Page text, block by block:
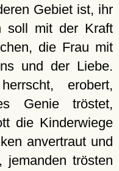
Gebiet ist, ihr
soll mit der Kraft
die Frau mit
und der Liebe.
erobert,
Genie tröstet,
die Kinderwiege
anvertraut und
trösten